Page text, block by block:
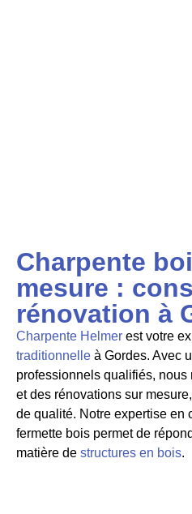
Charpente
mesure :
rénovation à
Charpente Helmer est votre
traditionnelle à Gordes. Avec
professionnels qualifiés,
et des rénovations sur
de qualité. Notre expertise en
fermette bois permet de
matière de structures en bois.